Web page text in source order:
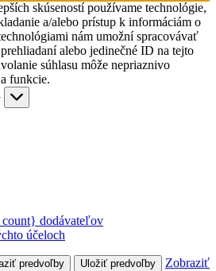
skúseností používame technológie,
a/alebo prístup k informáciám o
nám umožní spracovávať
alebo jedinečné ID na tejto
súhlasu môže nepriaznivo
funkcie.
dodávateľov
účeloch
predvoľby Uložiť predvoľby
Zobraziť